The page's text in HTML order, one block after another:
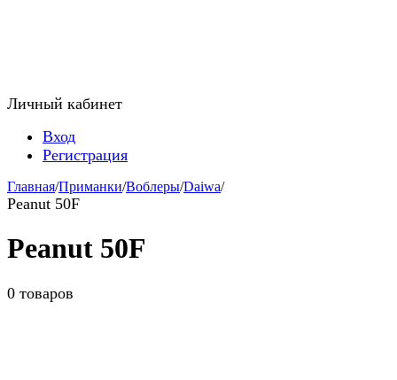
Личный кабинет
Вход
Регистрация
Главная/Приманки/Воблеры/Daiwa/
Peanut 50F
Peanut 50F
0 товаров